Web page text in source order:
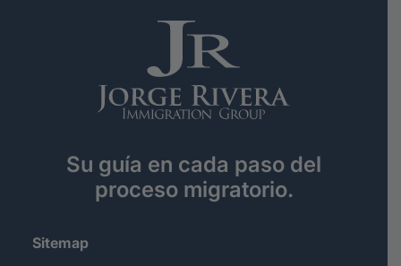
Su guía en cada paso del
proceso migratorio.
Sitemap